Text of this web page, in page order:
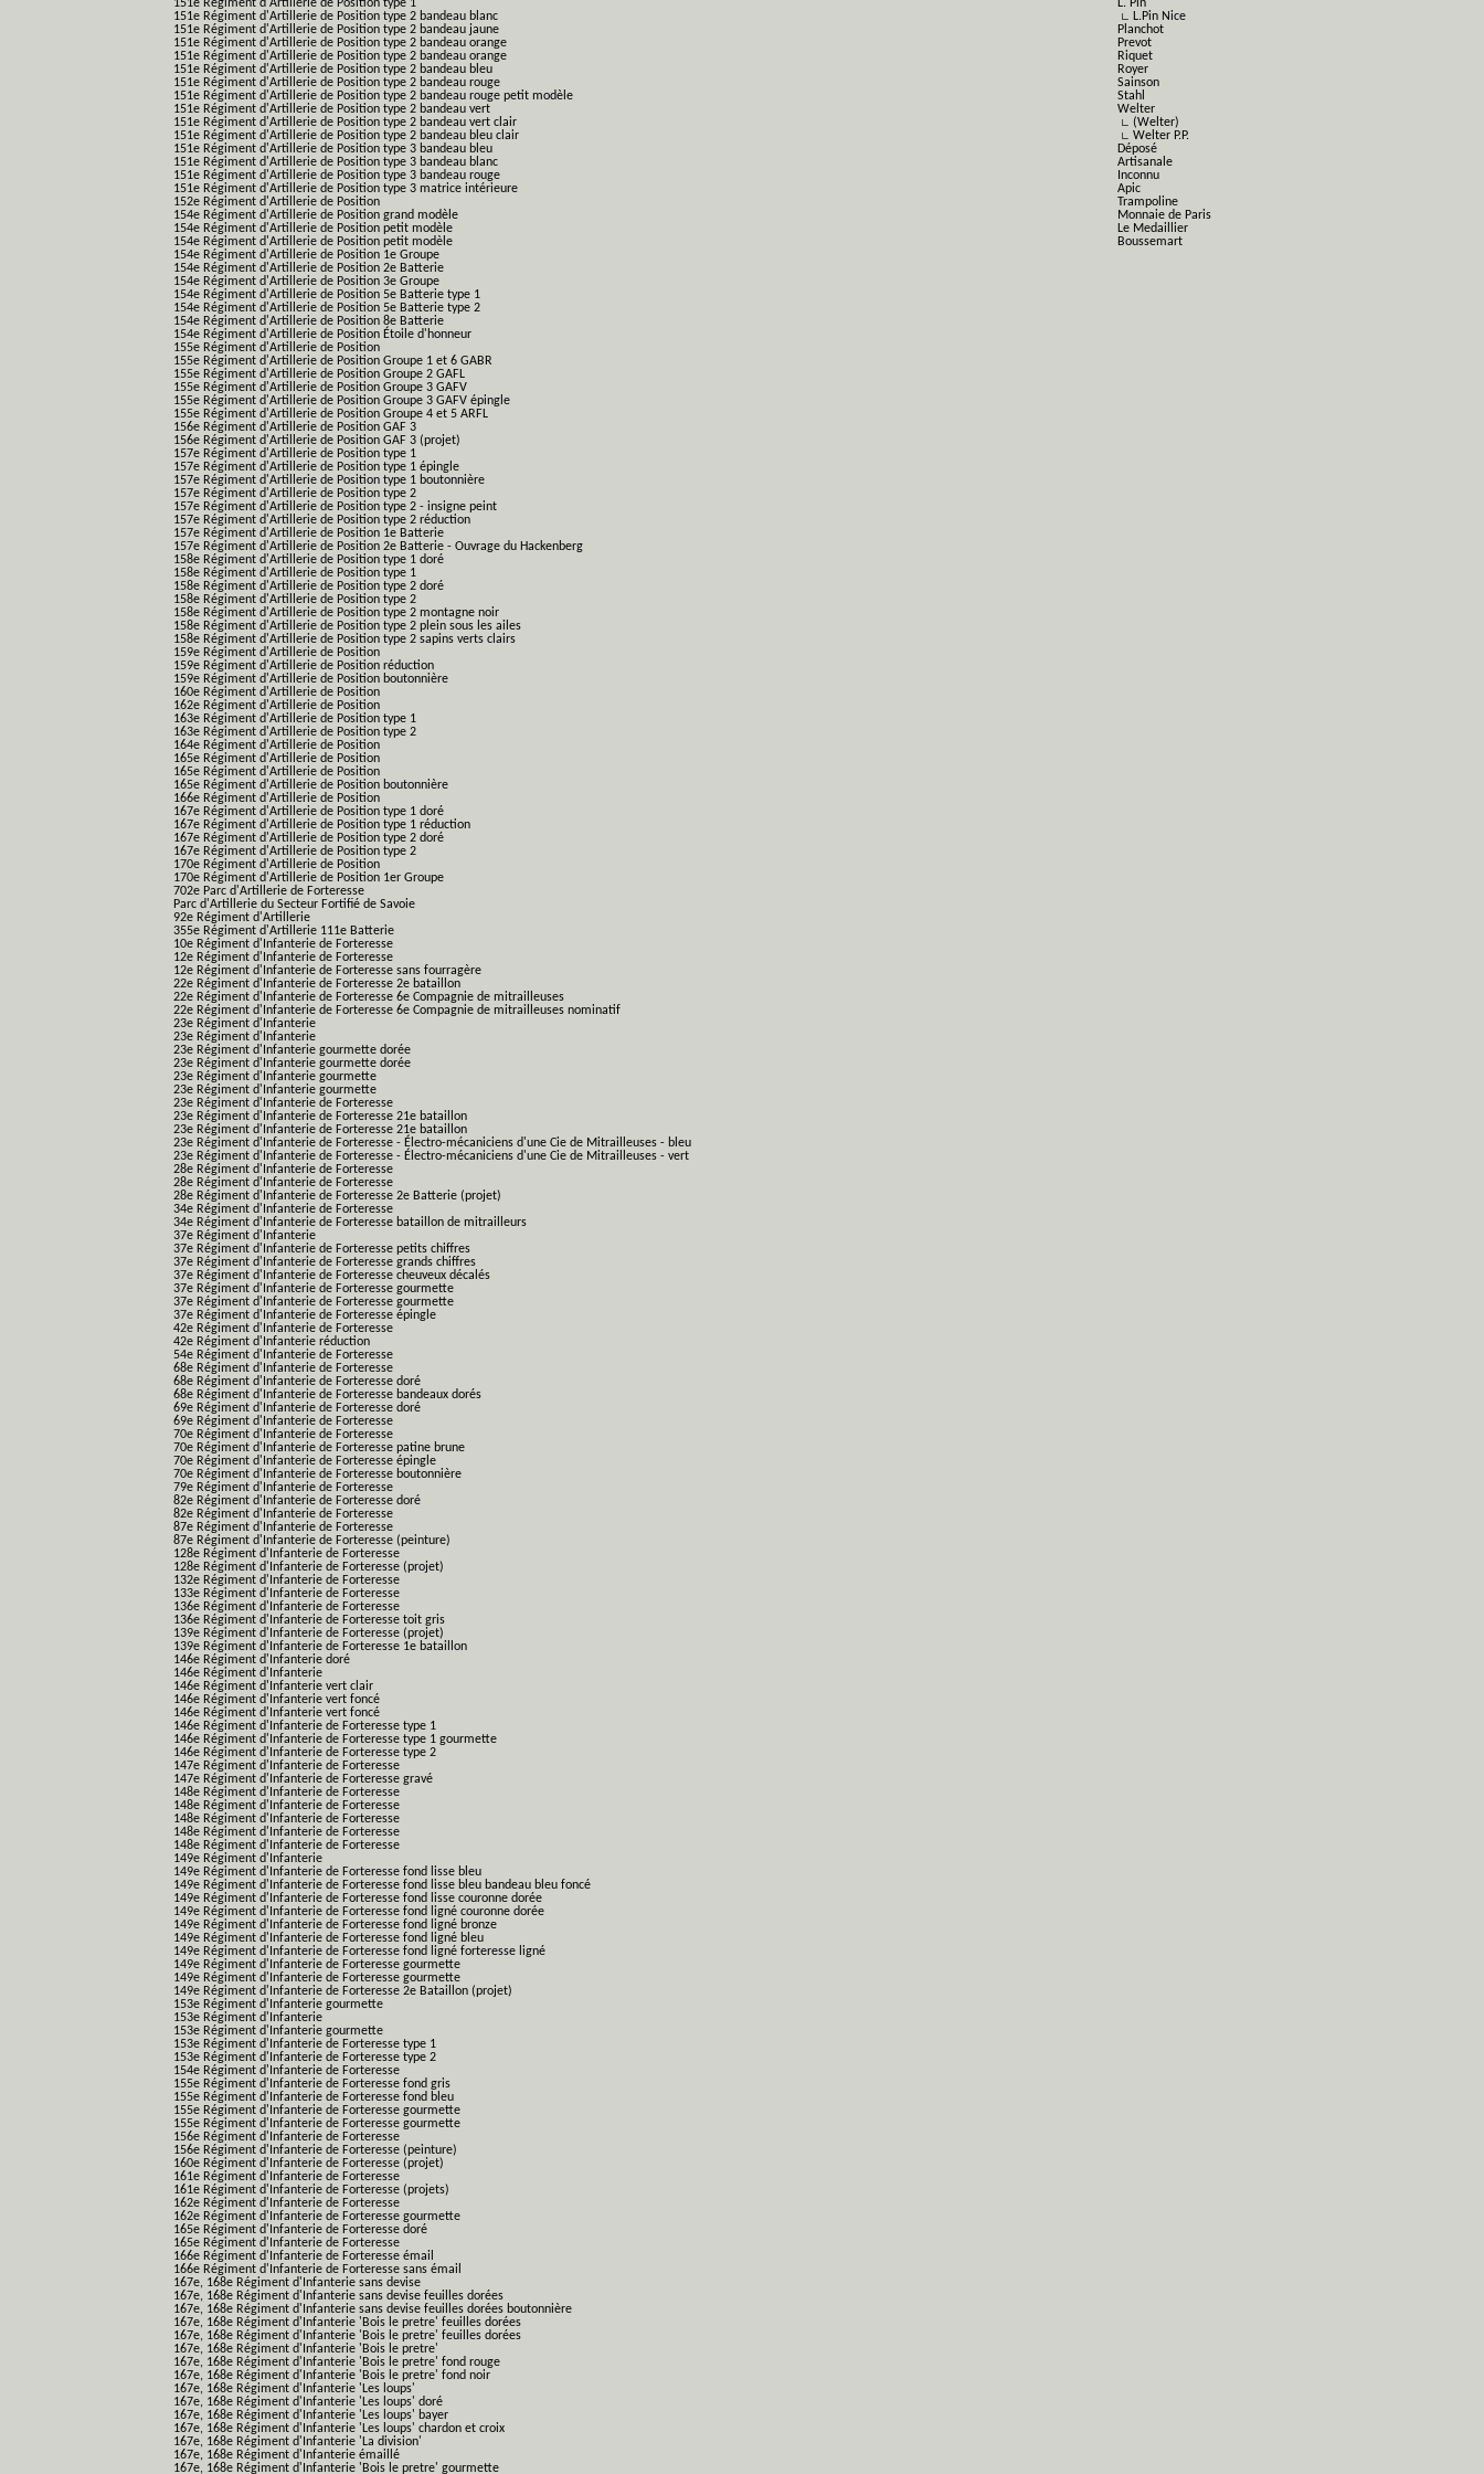
151e Régiment d'Artillerie de Position type 1
151e Régiment d'Artillerie de Position type 2 bandeau blanc
151e Régiment d'Artillerie de Position type 2 bandeau jaune
151e Régiment d'Artillerie de Position type 2 bandeau orange
151e Régiment d'Artillerie de Position type 2 bandeau orange
151e Régiment d'Artillerie de Position type 2 bandeau bleu
151e Régiment d'Artillerie de Position type 2 bandeau rouge
151e Régiment d'Artillerie de Position type 2 bandeau rouge petit modèle
151e Régiment d'Artillerie de Position type 2 bandeau vert
151e Régiment d'Artillerie de Position type 2 bandeau vert clair
151e Régiment d'Artillerie de Position type 2 bandeau bleu clair
151e Régiment d'Artillerie de Position type 3 bandeau bleu
151e Régiment d'Artillerie de Position type 3 bandeau blanc
151e Régiment d'Artillerie de Position type 3 bandeau rouge
151e Régiment d'Artillerie de Position type 3 matrice intérieure
152e Régiment d'Artillerie de Position
154e Régiment d'Artillerie de Position grand modèle
154e Régiment d'Artillerie de Position petit modèle
154e Régiment d'Artillerie de Position petit modèle
154e Régiment d'Artillerie de Position 1e Groupe
154e Régiment d'Artillerie de Position 2e Batterie
154e Régiment d'Artillerie de Position 3e Groupe
154e Régiment d'Artillerie de Position 5e Batterie type 1
154e Régiment d'Artillerie de Position 5e Batterie type 2
154e Régiment d'Artillerie de Position 8e Batterie
154e Régiment d'Artillerie de Position Étoile d'honneur
155e Régiment d'Artillerie de Position
155e Régiment d'Artillerie de Position Groupe 1 et 6 GABR
155e Régiment d'Artillerie de Position Groupe 2 GAFL
155e Régiment d'Artillerie de Position Groupe 3 GAFV
155e Régiment d'Artillerie de Position Groupe 3 GAFV épingle
155e Régiment d'Artillerie de Position Groupe 4 et 5 ARFL
156e Régiment d'Artillerie de Position GAF 3
156e Régiment d'Artillerie de Position GAF 3 (projet)
157e Régiment d'Artillerie de Position type 1
157e Régiment d'Artillerie de Position type 1 épingle
157e Régiment d'Artillerie de Position type 1 boutonnière
157e Régiment d'Artillerie de Position type 2
157e Régiment d'Artillerie de Position type 2 - insigne peint
157e Régiment d'Artillerie de Position type 2 réduction
157e Régiment d'Artillerie de Position 1e Batterie
157e Régiment d'Artillerie de Position 2e Batterie - Ouvrage du Hackenberg
158e Régiment d'Artillerie de Position type 1 doré
158e Régiment d'Artillerie de Position type 1
158e Régiment d'Artillerie de Position type 2 doré
158e Régiment d'Artillerie de Position type 2
158e Régiment d'Artillerie de Position type 2 montagne noir
158e Régiment d'Artillerie de Position type 2 plein sous les ailes
158e Régiment d'Artillerie de Position type 2 sapins verts clairs
159e Régiment d'Artillerie de Position
159e Régiment d'Artillerie de Position réduction
159e Régiment d'Artillerie de Position boutonnière
160e Régiment d'Artillerie de Position
162e Régiment d'Artillerie de Position
163e Régiment d'Artillerie de Position type 1
163e Régiment d'Artillerie de Position type 2
164e Régiment d'Artillerie de Position
165e Régiment d'Artillerie de Position
165e Régiment d'Artillerie de Position
165e Régiment d'Artillerie de Position boutonnière
166e Régiment d'Artillerie de Position
167e Régiment d'Artillerie de Position type 1 doré
167e Régiment d'Artillerie de Position type 1 réduction
167e Régiment d'Artillerie de Position type 2 doré
167e Régiment d'Artillerie de Position type 2
170e Régiment d'Artillerie de Position
170e Régiment d'Artillerie de Position 1er Groupe
702e Parc d'Artillerie de Forteresse
Parc d'Artillerie du Secteur Fortifié de Savoie
92e Régiment d'Artillerie
355e Régiment d'Artillerie 111e Batterie
10e Régiment d'Infanterie de Forteresse
12e Régiment d'Infanterie de Forteresse
12e Régiment d'Infanterie de Forteresse sans fourragère
22e Régiment d'Infanterie de Forteresse 2e bataillon
22e Régiment d'Infanterie de Forteresse 6e Compagnie de mitrailleuses
22e Régiment d'Infanterie de Forteresse 6e Compagnie de mitrailleuses nominatif
23e Régiment d'Infanterie
23e Régiment d'Infanterie
23e Régiment d'Infanterie gourmette dorée
23e Régiment d'Infanterie gourmette dorée
23e Régiment d'Infanterie gourmette
23e Régiment d'Infanterie gourmette
23e Régiment d'Infanterie de Forteresse
23e Régiment d'Infanterie de Forteresse 21e bataillon
23e Régiment d'Infanterie de Forteresse 21e bataillon
23e Régiment d'Infanterie de Forteresse - Électro-mécaniciens d'une Cie de Mitrailleuses - bleu
23e Régiment d'Infanterie de Forteresse - Électro-mécaniciens d'une Cie de Mitrailleuses - vert
28e Régiment d'Infanterie de Forteresse
28e Régiment d'Infanterie de Forteresse
28e Régiment d'Infanterie de Forteresse 2e Batterie (projet)
34e Régiment d'Infanterie de Forteresse
34e Régiment d'Infanterie de Forteresse bataillon de mitrailleurs
37e Régiment d'Infanterie
37e Régiment d'Infanterie de Forteresse petits chiffres
37e Régiment d'Infanterie de Forteresse grands chiffres
37e Régiment d'Infanterie de Forteresse cheuveux décalés
37e Régiment d'Infanterie de Forteresse gourmette
37e Régiment d'Infanterie de Forteresse gourmette
37e Régiment d'Infanterie de Forteresse épingle
42e Régiment d'Infanterie de Forteresse
42e Régiment d'Infanterie réduction
54e Régiment d'Infanterie de Forteresse
68e Régiment d'Infanterie de Forteresse
68e Régiment d'Infanterie de Forteresse doré
68e Régiment d'Infanterie de Forteresse bandeaux dorés
69e Régiment d'Infanterie de Forteresse doré
69e Régiment d'Infanterie de Forteresse
70e Régiment d'Infanterie de Forteresse
70e Régiment d'Infanterie de Forteresse patine brune
70e Régiment d'Infanterie de Forteresse épingle
70e Régiment d'Infanterie de Forteresse boutonnière
79e Régiment d'Infanterie de Forteresse
82e Régiment d'Infanterie de Forteresse doré
82e Régiment d'Infanterie de Forteresse
87e Régiment d'Infanterie de Forteresse
87e Régiment d'Infanterie de Forteresse (peinture)
128e Régiment d'Infanterie de Forteresse
128e Régiment d'Infanterie de Forteresse (projet)
132e Régiment d'Infanterie de Forteresse
133e Régiment d'Infanterie de Forteresse
136e Régiment d'Infanterie de Forteresse
136e Régiment d'Infanterie de Forteresse toit gris
139e Régiment d'Infanterie de Forteresse (projet)
139e Régiment d'Infanterie de Forteresse 1e bataillon
146e Régiment d'Infanterie doré
146e Régiment d'Infanterie
146e Régiment d'Infanterie vert clair
146e Régiment d'Infanterie vert foncé
146e Régiment d'Infanterie vert foncé
146e Régiment d'Infanterie de Forteresse type 1
146e Régiment d'Infanterie de Forteresse type 1 gourmette
146e Régiment d'Infanterie de Forteresse type 2
147e Régiment d'Infanterie de Forteresse
147e Régiment d'Infanterie de Forteresse gravé
148e Régiment d'Infanterie de Forteresse
148e Régiment d'Infanterie de Forteresse
148e Régiment d'Infanterie de Forteresse
148e Régiment d'Infanterie de Forteresse
148e Régiment d'Infanterie de Forteresse
149e Régiment d'Infanterie
149e Régiment d'Infanterie de Forteresse fond lisse bleu
149e Régiment d'Infanterie de Forteresse fond lisse bleu bandeau bleu foncé
149e Régiment d'Infanterie de Forteresse fond lisse couronne dorée
149e Régiment d'Infanterie de Forteresse fond ligné couronne dorée
149e Régiment d'Infanterie de Forteresse fond ligné bronze
149e Régiment d'Infanterie de Forteresse fond ligné bleu
149e Régiment d'Infanterie de Forteresse fond ligné forteresse ligné
149e Régiment d'Infanterie de Forteresse gourmette
149e Régiment d'Infanterie de Forteresse gourmette
149e Régiment d'Infanterie de Forteresse 2e Bataillon (projet)
153e Régiment d'Infanterie gourmette
153e Régiment d'Infanterie
153e Régiment d'Infanterie gourmette
153e Régiment d'Infanterie de Forteresse type 1
153e Régiment d'Infanterie de Forteresse type 2
154e Régiment d'Infanterie de Forteresse
155e Régiment d'Infanterie de Forteresse fond gris
155e Régiment d'Infanterie de Forteresse fond bleu
155e Régiment d'Infanterie de Forteresse gourmette
155e Régiment d'Infanterie de Forteresse gourmette
156e Régiment d'Infanterie de Forteresse
156e Régiment d'Infanterie de Forteresse (peinture)
160e Régiment d'Infanterie de Forteresse (projet)
161e Régiment d'Infanterie de Forteresse
161e Régiment d'Infanterie de Forteresse (projets)
162e Régiment d'Infanterie de Forteresse
162e Régiment d'Infanterie de Forteresse gourmette
165e Régiment d'Infanterie de Forteresse doré
165e Régiment d'Infanterie de Forteresse
166e Régiment d'Infanterie de Forteresse émail
166e Régiment d'Infanterie de Forteresse sans émail
167e, 168e Régiment d'Infanterie sans devise
167e, 168e Régiment d'Infanterie sans devise feuilles dorées
167e, 168e Régiment d'Infanterie sans devise feuilles dorées boutonnière
167e, 168e Régiment d'Infanterie 'Bois le pretre' feuilles dorées
167e, 168e Régiment d'Infanterie 'Bois le pretre' feuilles dorées
167e, 168e Régiment d'Infanterie 'Bois le pretre'
167e, 168e Régiment d'Infanterie 'Bois le pretre' fond rouge
167e, 168e Régiment d'Infanterie 'Bois le pretre' fond noir
167e, 168e Régiment d'Infanterie 'Les loups'
167e, 168e Régiment d'Infanterie 'Les loups' doré
167e, 168e Régiment d'Infanterie 'Les loups' bayer
167e, 168e Régiment d'Infanterie 'Les loups' chardon et croix
167e, 168e Régiment d'Infanterie 'La division'
167e, 168e Régiment d'Infanterie émaillé
167e, 168e Régiment d'Infanterie 'Bois le pretre' gourmette
L. Pin
∟ L.Pin Nice
Planchot
Prevot
Riquet
Royer
Sainson
Stahl
Welter
∟ (Welter)
∟ Welter P.P.
Déposé
Artisanale
Inconnu
Apic
Trampoline
Monnaie de Paris
Le Medaillier
Boussemart